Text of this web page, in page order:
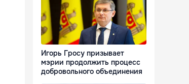
Игорь Гросу призывает
мэрии продолжить процесс
добровольного объединения